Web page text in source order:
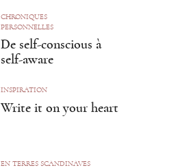
CHRONIQUES
PERSONNELLES
De self-conscious à
self-aware
INSPIRATION
Write it on your heart
EN TERRES SCANDINAVES